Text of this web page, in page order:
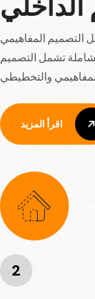
التصميم المفاهيمي
تشمل التصميم
2